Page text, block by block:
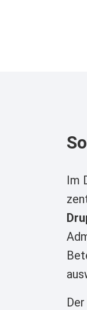
Im